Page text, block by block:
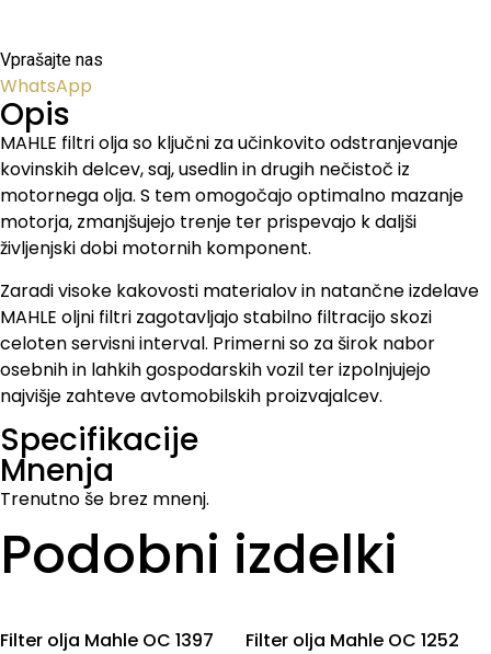
Vprašajte nas
WhatsApp
Opis
MAHLE filtri olja so ključni za učinkovito odstranjevanje
kovinskih delcev, saj, usedlin in drugih nečistoč iz
motornega olja. S tem omogočajo optimalno mazanje
motorja, zmanjšujejo trenje ter prispevajo k daljši
življenjski dobi motornih komponent.
Zaradi visoke kakovosti materialov in natančne izdelave
MAHLE oljni filtri zagotavljajo stabilno filtracijo skozi
celoten servisni interval. Primerni so za širok nabor
osebnih in lahkih gospodarskih vozil ter izpolnjujejo
najvišje zahteve avtomobilskih proizvajalcev.
Specifikacije
Mnenja
Trenutno še brez mnenj.
Podobni izdelki
Filter olja Mahle OC 1397 Filter olja Mahle OC 1252